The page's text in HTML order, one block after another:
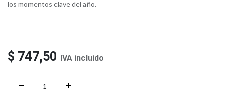
los momentos clave del año.
$ 747,50 IVA incluido